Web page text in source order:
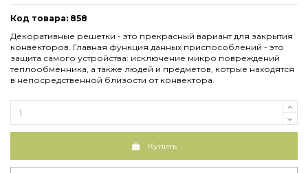
Код товара: 858
Декоративные решетки - это прекрасный вариант для закрытия
конвекторов. Главная функция данных приспособлений - это
защита самого устройства: исключение микро повреждений
теплообменника, а также людей и предметов, котрые находятся
в непосредственной близости от конвектора.
Купить